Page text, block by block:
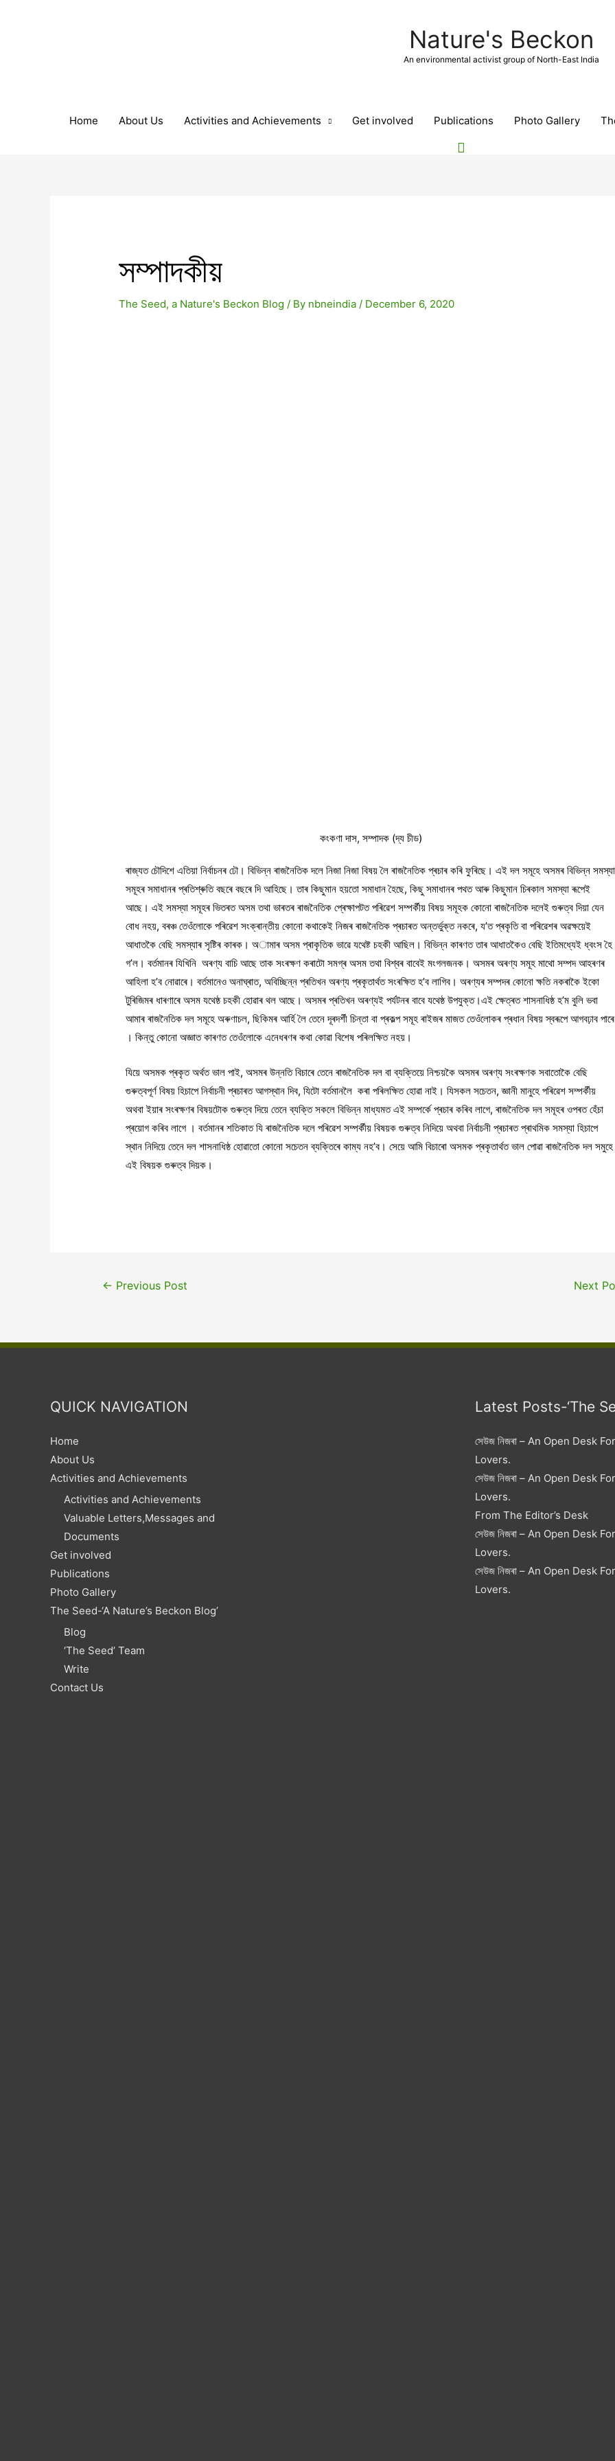
Nature's Beckon
An environmental activist group of North-East India
Home About Us Activities and Achievements Get involved Publications Photo Gallery
সম্পাদকীয়
The Seed, a Nature's Beckon Blog / By nbneindia / December 6, 2020
কংকণা দাস, সম্পাদক (দ্য চীড)
ৰাজ্যত চৌদিশে এতিয়া নিৰ্বাচনৰ ঢৌ। বিভিন্ন ৰাজনৈতিক দলে নিজা নিজা বিষয় লৈ ৰাজনৈতিক প্ৰচাৰ কৰি ফুৰিছে। এই দল সমূহে অসমৰ বিভিন্ন সমস্যা
সমূহৰ সমাধানৰ প্ৰতিশ্ৰুতি বছৰে বছৰে দি আহিছে। তাৰ কিছুমান হয়তো সমাধান হৈছে, কিছু সমাধানৰ পথত আৰু কিছুমান চিৰকাল সমস্যা ৰূপেই
আছে। এই সমস্যা সমূহৰ ভিতৰত অসম তথা ভাৰতৰ ৰাজনৈতিক প্ৰেক্ষাপটত পৰিৱেশ সম্পৰ্কীয় বিষয় সমূহক কোনো ৰাজনৈতিক দলেই গুৰুত্ব দিয়া যেন
বোধ নহয়, বৰঞ্চ তেওঁলোকে পৰিৱেশ সংক্ৰান্তীয় কোনো কথাকেই নিজৰ ৰাজনৈতিক প্ৰচাৰত অন্তৰ্ভুক্ত নকৰে, য’ত প্ৰকৃতি বা পৰিৱেশৰ অৱক্ষয়েই
আধাতকৈ বেছি সমস্যাৰ সৃষ্টিৰ কাৰক। অামাৰ অসম প্ৰাকৃতিক ভাৱে যথেষ্ট চহকী আছিল। বিভিন্ন কাৰণত তাৰ আধাতকৈও বেছি ইতিমধ্যেই ধ্বংস হৈ
গ’ল। বৰ্তমানৰ যিখিনি অৰণ্য বাচি আছে তাক সংৰক্ষণ কৰাটো সমগ্ৰ অসম তথা বিশ্বৰ বাবেই মংগলজনক। অসমৰ অৰণ্য সমূহ মাথো সম্পদ আহৰণৰ
আহিলা হ’ব নোৱাৰে। বৰ্তমানেও অনাঘ্ৰাত, অবিচ্ছিন্ন প্ৰতিখন অৰণ্য প্ৰকৃতাৰ্থত সংৰক্ষিত হ’ব লাগিব। অৰণ্যৰ সম্পদৰ কোনো ক্ষতি নকৰাকৈ ইকো
টুৰিজিমৰ ধাৰণাৰে অসম যথেষ্ঠ চহকী হোৱাৰ থল আছে। অসমৰ প্ৰতিখন অৰণ্যই পৰ্যটনৰ বাবে যথেষ্ঠ উপযুক্ত।এই ক্ষেত্ৰত শাসনাধিষ্ঠ হ’ম বুলি ভবা
আমাৰ ৰাজনৈতিক দল সমূহে অৰুণাচল, ছিকিমৰ আৰ্হি লৈ তেনে দূৰদৰ্শী চিন্তা বা প্ৰকল্প সমূহ ৰাইজৰ মাজত তেওঁলোকৰ প্ৰধান বিষয় স্বৰূপে আগবঢ়াব পাৰে
। কিন্তু কোনো অজ্ঞাত কাৰণত তেওঁলোকে এনেধৰণৰ কথা কোৱা বিশেষ পৰিলক্ষিত নহয়।
যিয়ে অসমক প্ৰকৃত অৰ্থত ভাল পাই, অসমৰ উন্নতি বিচাৰে তেনে ৰাজনৈতিক দল বা ব্যক্তিয়ে নিশ্চয়কৈ অসমৰ অৰণ্য সংৰক্ষণক সবাতোকৈ বেছি
গুৰুত্বপূৰ্ণ বিষয় হিচাপে নিৰ্বাচনী প্ৰচাৰত আগস্থান দিব, যিটো বৰ্তমানলৈ কৰা পৰিলক্ষিত হোৱা নাই। যিসকল সচেতন, জ্ঞানী মানুহে পৰিৱেশ সম্পৰ্কীয়
অথবা ইয়াৰ সংৰক্ষণৰ বিষয়টোক গুৰুত্ব দিয়ে তেনে ব্যক্তি সকলে বিভিন্ন মাধ্যমত এই সম্পৰ্কে প্ৰচাৰ কৰিব লাগে, ৰাজনৈতিক দল সমূহৰ ওপৰত হেঁচা
প্ৰয়োগ কৰিব লাগে । বৰ্তমানৰ শতিকাত যি ৰাজনৈতিক দলে পৰিৱেশ সম্পৰ্কীয় বিষয়ক গুৰুত্ব নিদিয়ে অথবা নিৰ্বাচনী প্ৰচাৰত প্ৰাথমিক সমস্যা হিচাপে
স্থান নিদিয়ে তেনে দল শাসনাধিষ্ঠ হোৱাতো কোনো সচেতন ব্যক্তিৰে কাম্য নহ’ব। সেয়ে আমি বিচাৰো অসমক প্ৰকৃতাৰ্থত ভাল পোৱা ৰাজনৈতিক দল সমুহে
এই বিষয়ক গুৰুত্ব দিয়ক।
← Previous Post Next
QUICK NAVIGATION
Home
About Us
Activities and Achievements
Activities and Achievements
Valuable Letters,Messages and
Documents
Get involved
Publications
Photo Gallery
The Seed-‘A Nature’s Beckon Blog’
Blog
‘The Seed’ Team
Write
Contact Us
Latest Posts-‘The
সেউজ নিজৰা – An Open Desk
Lovers.
সেউজ নিজৰা – An Open Desk
Lovers.
From The Editor’s Desk
সেউজ নিজৰা – An Open Desk
Lovers.
সেউজ নিজৰা – An Open Desk
Lovers.